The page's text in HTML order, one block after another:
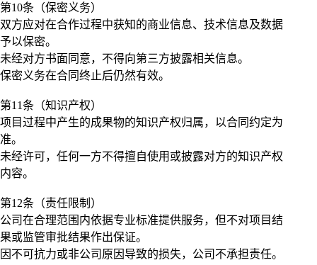
第10条（保密义务）
双方应对在合作过程中获知的商业信息、技术信息及数据
予以保密。
未经对方书面同意，不得向第三方披露相关信息。
保密义务在合同终止后仍然有效。
第11条（知识产权）
项目过程中产生的成果物的知识产权归属，以合同约定为
准。
未经许可，任何一方不得擅自使用或披露对方的知识产权
内容。
第12条（责任限制）
公司在合理范围内依据专业标准提供服务，但不对项目结
果或监管审批结果作出保证。
因不可抗力或非公司原因导致的损失，公司不承担责任。